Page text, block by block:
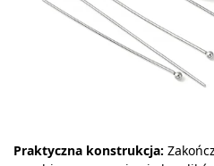
Praktyczna konstrukcja: